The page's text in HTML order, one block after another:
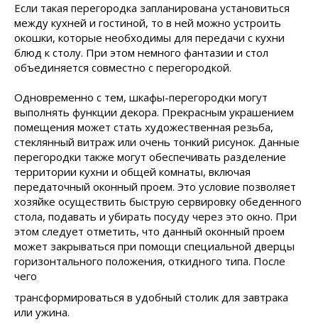
Если такая перегородка запланирована установиться
между кухней и гостиной, то в ней можно устроить
окошки, которые необходимы для передачи с кухни
блюд к столу. При этом немного фантазии и стол
объединяется совместно с перегородкой.
Одновременно с тем, шкафы-перегородки могут
выполнять функции декора. Прекрасным украшением
помещения может стать художественная резьба,
стеклянный витраж или очень тонкий рисунок. Данные
перегородки также могут обеспечивать разделение
территории кухни и общей комнаты, включая
передаточный оконный проем. Это условие позволяет
хозяйке осуществить быструю сервировку обеденного
стола, подавать и убирать посуду через это окно. При
этом следует отметить, что данный оконный проем
может закрываться при помощи специальной дверцы
горизонтального положения, откидного типа. После
чего
трансформироваться в удобный столик для завтрака
или ужина.